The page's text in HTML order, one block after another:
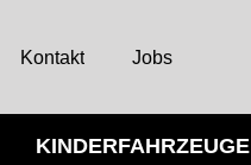
Kontakt Jobs
KINDERFAHRZEUGE